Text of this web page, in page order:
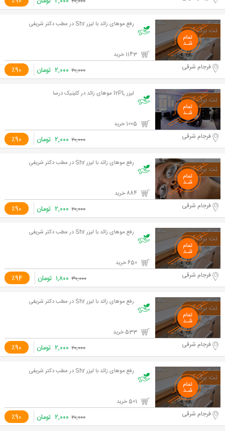
رفع موهای زائد با لیزر Shr در مطب دکتر شریفی
٪90 فرجام شرقی ۲۰,۰۰۰ ۲,۰۰۰ تومان
لیزر I2PL موهای زائد در کلینیک درسا
٪90 فرجام شرقی ۲۰,۰۰۰ ۲,۰۰۰ تومان
رفع موهای زائد با لیزر Shr در مطب دکتر شریفی
٪90 فرجام شرقی ۲۰,۰۰۰ ۲,۰۰۰ تومان
رفع موهای زائد با لیزر Shr در مطب دکتر شریفی
٪94 فرجام شرقی ۳۰,۰۰۰ ۱,۸۰۰ تومان
رفع موهای زائد با لیزر Shr در مطب دکتر شریفی
٪90 فرجام شرقی ۲۰,۰۰۰ ۲,۰۰۰ تومان
رفع موهای زائد با لیزر Shr در مطب دکتر شریفی
٪90 فرجام شرقی ۲۰,۰۰۰ ۲,۰۰۰ تومان